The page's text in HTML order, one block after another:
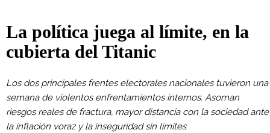
La política juega al límite, en la
cubierta del Titanic
Los dos principales frentes electorales nacionales tuvieron una
semana de violentos enfrentamientos internos. Asoman
riesgos reales de fractura, mayor distancia con la sociedad ante
la inflación voraz y la inseguridad sin límites